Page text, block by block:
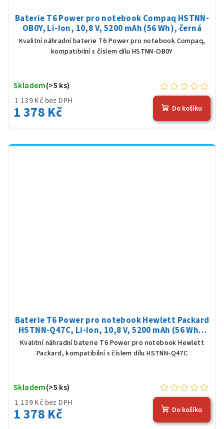
Baterie T6 Power pro notebook Compaq HSTNN-
OB0Y, Li-Ion, 10,8 V, 5200 mAh (56 Wh), černá
Kvalitní náhradní baterie T6 Power pro notebook Compaq,
kompatibilní s číslem dílu HSTNN-OB0Y
1 139 Kč bez DPH
1 378 Kč
Skladem(>5 ks)
Do košíku
Baterie T6 Power pro notebook Hewlett Packard
HSTNN-Q47C, Li-Ion, 10,8 V, 5200 mAh (56 Wh),
černá
Kvalitní náhradní baterie T6 Power pro notebook Hewlett
Packard, kompatibilní s číslem dílu HSTNN-Q47C
1 139 Kč bez DPH
1 378 Kč
Skladem(>5 ks)
Do košíku